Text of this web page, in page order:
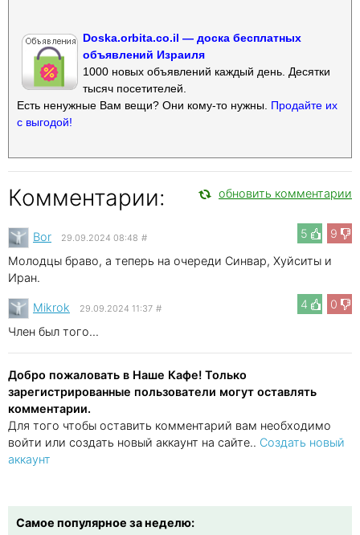
Doska.orbita.co.il — доска бесплатных
объявлений Израиля
1000 новых объявлений каждый день. Десятки
тысяч посетителей.
Есть ненужные Вам вещи? Они кому-то нужны. Продайте их
с выгодой!
Комментарии: обновить комментарии
5 9
Bor 29.09.2024 08:48 #
Молодцы браво, а теперь на очереди Синвар, Хуйситы и
Иран.
4
0
Mikrok 29.09.2024 11:37 #
Член был того...
Добро пожаловать в Наше Кафе! Только
зарегистрированные пользователи могут оставлять
комментарии.
Для того чтобы оставить комментарий вам необходимо
войти или создать новый аккаунт на сайте.. Создать новый
аккаунт
Самое популярное за неделю: